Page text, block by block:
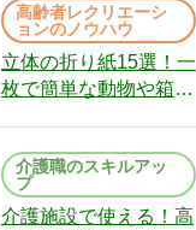
（22）
高齢者レクリエーシ
ョンのノウハウ
立体の折り紙15選！一
枚で簡単な動物や箱、
介護職のスキルアッ
プ
介護施設で使える！高